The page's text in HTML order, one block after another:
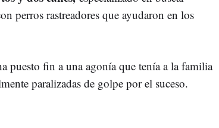
perros rastreadores que ayudaron en los
puesto fin a una agonía que tenía a la familia
paralizadas de golpe por el suceso.